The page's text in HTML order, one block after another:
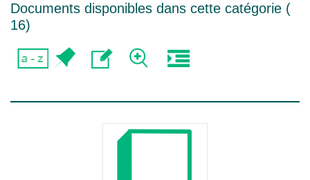
Documents disponibles dans cette catégorie (
16)